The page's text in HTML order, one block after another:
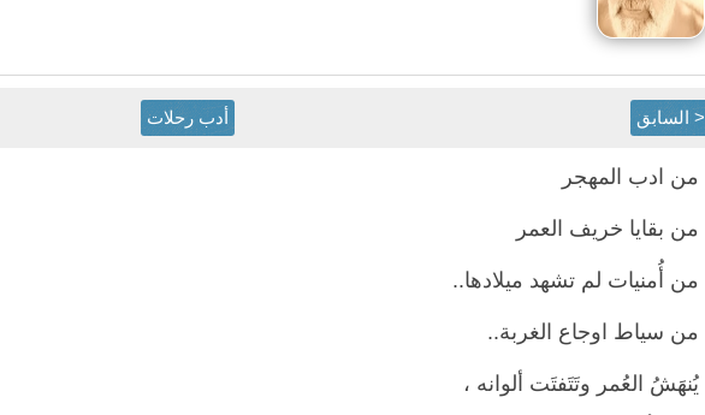
< السابق أدب رحلات
من ادب المهجر
من بقايا خريف العمر
من أُمنيات لم تشهد ميلادها..
من سياط اوجاع الغربة..
يُنهَشُ العُمر وتَتَفتَت ألوانه ،